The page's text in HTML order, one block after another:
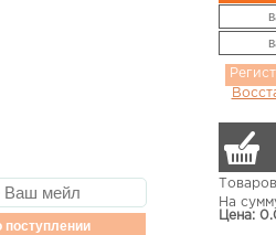
На
Цена: